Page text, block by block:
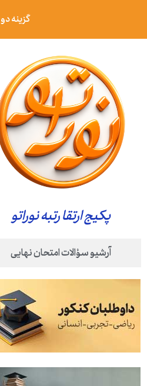
گزینه دو
پکیج ارتقا رتبه نوراتو
آرشیو سؤالات امتحان نهایی